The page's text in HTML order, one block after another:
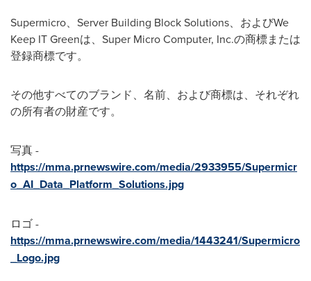
Supermicro、Server Building Block Solutions、およびWe
Keep IT Greenは、Super Micro Computer, Inc.の商標または
登録商標です。
その他すべてのブランド、名前、および商標は、それぞれ
の所有者の財産です。
写真 -
https://mma.prnewswire.com/media/2933955/Supermicr
o_AI_Data_Platform_Solutions.jpg
ロゴ -
https://mma.prnewswire.com/media/1443241/Supermicro
_Logo.jpg